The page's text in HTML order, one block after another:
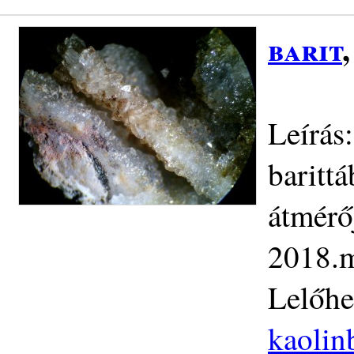
barit